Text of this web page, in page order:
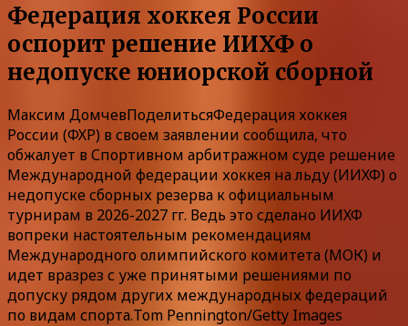
Федерация хоккея России
оспорит решение ИИХФ о
недопуске юниорской сборной
Максим ДомчевПоделитьсяФедерация хоккея
России (ФХР) в своем заявлении сообщила, что
обжалует в Спортивном арбитражном суде решение
Международной федерации хоккея на льду (ИИХФ) о
недопуске сборных резерва к официальным
турнирам в 2026-2027 гг. Ведь это сделано ИИХФ
вопреки настоятельным рекомендациям
Международного олимпийского комитета (МОК) и
идет вразрез с уже принятыми решениями по
допуску рядом других международных федераций
по видам спорта.Tom Pennington/Getty Images